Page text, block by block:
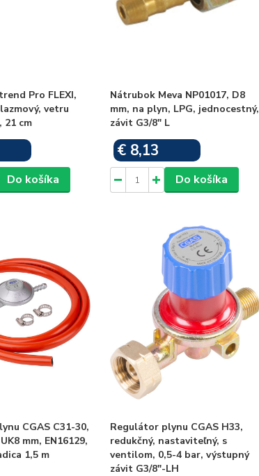
Pro FLEXI,
vetru
21 cm
Do košíka
Nátrubok Meva NP01017, D8
mm, na plyn, LPG, jednocestný,
závit G3/8" L
€ 8,13
Do košíka
CGAS C31-30,
mm, EN16129,
1,5 m
Regulátor plynu CGAS H33,
redukčný, nastaviteľný, s
ventilom, 0,5-4 bar, výstupný
závit G3/8"-LH